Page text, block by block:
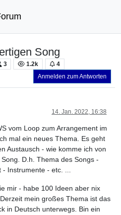
Song
3 1.2k
4
Anmelden zum Antworten
14. Jan. 2022, 16:38
vom Loop zum Arrangement im
mal ein neues Thema. Es geht
Austausch - wie komme ich von
D.h. Thema des Songs -
Instrumente - etc. ...
mir - habe 100 Ideen aber nix
mein großes Thema ist das
in Deutsch unterwegs. Bin ein